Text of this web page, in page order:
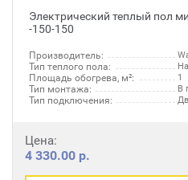
Электрический теплый пол
-150-150
Производитель:
Тип теплого пола:
Площадь обогрева, м²: 1
Тип монтажа: В
Тип подключения:
Цена:
4 330.00 р.